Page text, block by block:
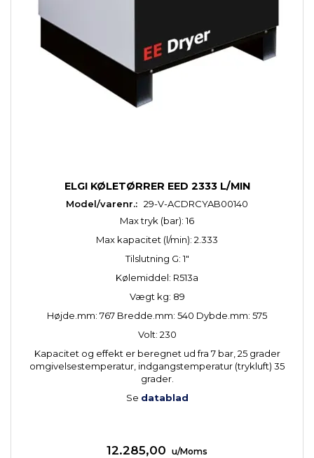
ELGI KØLETØRRER EED 2333 L/MIN
Model/varenr.: 29-V-ACDRCYAB00140
Max tryk (bar): 16
Max kapacitet (l/min): 2.333
Tilslutning G: 1"
Kølemiddel: R513a
Vægt kg: 89
Højde.mm: 767 Bredde.mm: 540 Dybde.mm: 575
Volt: 230
Kapacitet og effekt er beregnet ud fra 7 bar, 25 grader
omgivelsestemperatur, indgangstemperatur (trykluft) 35
grader.
Se datablad
12.285,00
u/Moms